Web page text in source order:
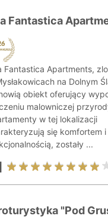
Fantastica
Fantastica Apartments,
na Dolnym
obiekt oferujący
malowniczej
w tej lokalizacji
się komfortem i
zostały ...
"Pod